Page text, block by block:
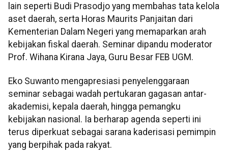
lain seperti Budi Prasodjo yang membahas tata kelola
aset daerah, serta Horas Maurits Panjaitan dari
Kementerian Dalam Negeri yang memaparkan arah
kebijakan fiskal daerah. Seminar dipandu moderator
Prof. Wihana Kirana Jaya, Guru Besar FEB UGM.
Eko Suwanto mengapresiasi penyelenggaraan
seminar sebagai wadah pertukaran gagasan antar-
akademisi, kepala daerah, hingga pemangku
kebijakan nasional. Ia berharap agenda seperti ini
terus diperkuat sebagai sarana kaderisasi pemimpin
yang berpihak pada rakyat.